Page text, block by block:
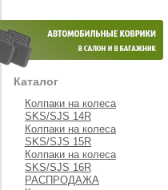
Каталог
Колпаки на колеса
SKS/SJS 14R
Колпаки на колеса
SKS/SJS 15R
Колпаки на колеса
SKS/SJS 16R
РАСПРОДАЖА